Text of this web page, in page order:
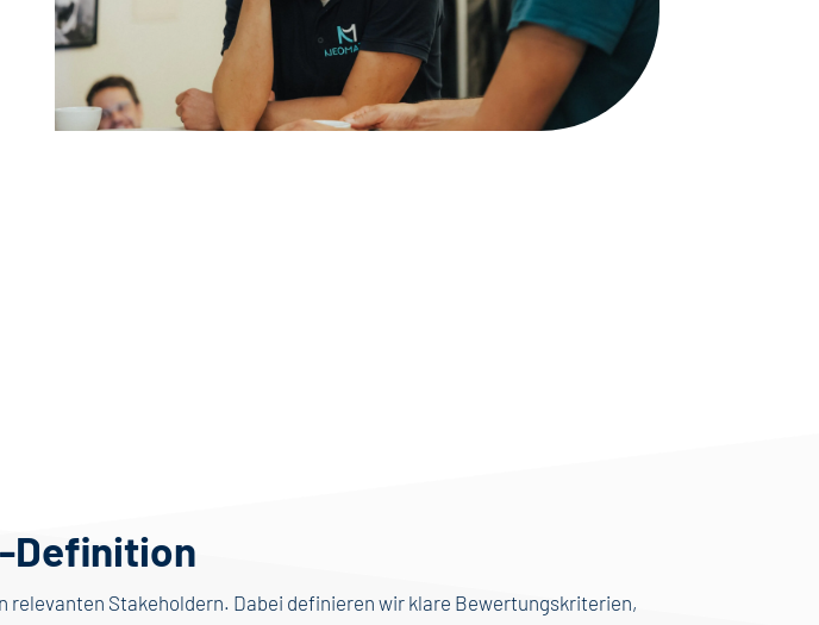
Definition
Stakeholdern. Dabei definieren wir klare Bewertungskriterien,